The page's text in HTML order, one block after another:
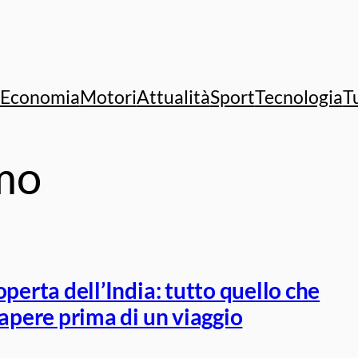
EconomiaMotoriAttualitàSportTecnologia
dell’India: tutto quello che
prima di un viaggio